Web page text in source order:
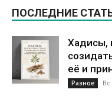
ПОСЛЕДНИЕ
Хадисы,
её и
Разное